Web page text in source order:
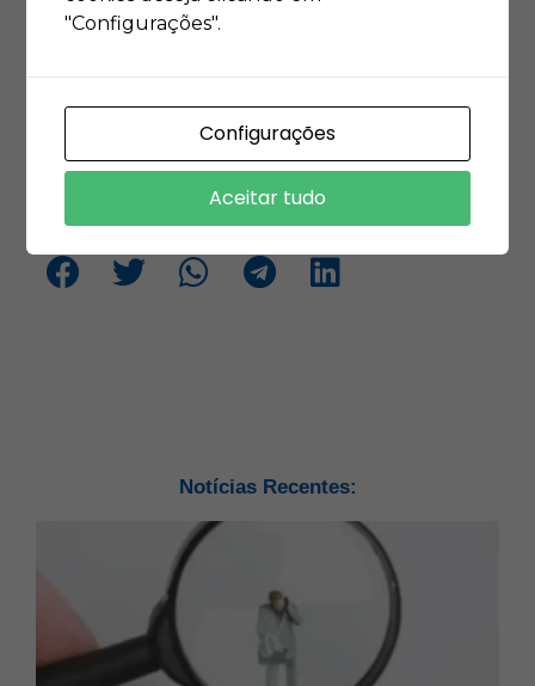
processo, reduzindo erros e aumentando a eficiência. Com
com confiança e iniciar um novo ciclo fiscal com uma base
Esta gostando do conteúdo? Compartilhe!
experiência.
Revise suas configurações
Muito provavelmente você desativou a
experiência.
Revise suas configurações
Notícias Recentes:
"Configurações".
Configurações
Aceitar tudo